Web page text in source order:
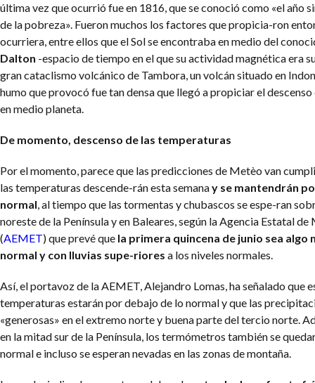
última vez que ocurrió fue en 1816, que se conoció como «el año
de la pobreza». Fueron muchos los factores que propicia-ron
ocurriera, entre ellos que el Sol se encontraba en medio del
Dalton -espacio de tiempo en el que su actividad magnética era
gran cataclismo volcánico de Tambora, un volcán situado en
humo que provocó fue tan densa que llegó a propiciar el
en medio planeta.
De momento, descenso de las temperaturas
Por el momento, parece que las predicciones de Metèo van
las temperaturas descende-rán esta semanay se mantendrán
normal, al tiempo que las tormentas y chubascos se espe-ran
noreste de la Península y en Baleares, según la Agencia Estatal
(AEMET) que prevé que la primera quincena de junio sea algo
normal y con lluvias supe-riores a los niveles normales.
Así, el portavoz de la AEMET, Alejandro Lomas, ha señalado que
temperaturas estarán por debajo de lo normal y que las
«generosas» en el extremo norte y buena parte del tercio norte.
en la mitad sur de la Península, los termómetros también se
normal e incluso se esperan nevadas en las zonas de montaña.